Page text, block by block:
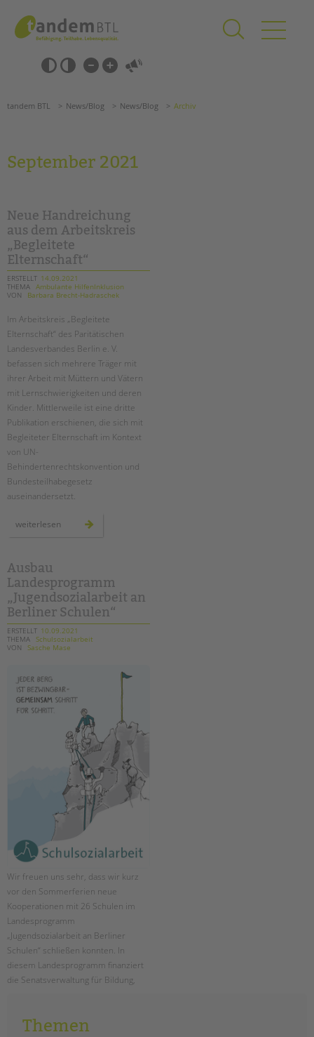
springen
Barrierefrei-
Einstellungen
überspringen
überspringen
Grundschulen
Förderzentren
Kollegs
EFöB
Schulbezogene Sozialarbeit
Tagesgruppen
EINGLIEDERUNGSHILFE
BETREUTES WOHNEN
TANDEM BTL AKADEMIE
Zertfikatskurse
Seminarkalender
Seminarräume
STADTTEILARBEIT
PROFIL | LEITBILD
Kinder- und Jugendschutz
Unsere Videos
Gesellschafter VdK
schoolcoach BTL
tandem international
Stellenangebote
tandem als Arbeitgeberin
NEWS/BLOG
Briefe an Kai
KONTAKT
Datenschutz
Hinweisgebersystem
Intranet
Suchen
tandem BTL News/Blog News/Blog Archiv
September 2021
Neue Handreichung
aus dem Arbeitskreis
„Begleitete
Elternschaft“
ERSTELLT 14.09.2021
THEMA Ambulante HilfenInklusion
VON
Barbara Brecht-Hadraschek
Im Arbeitskreis „Begleitete
Elternschaft“ des Paritätischen
Landesverbandes Berlin e. V.
befassen sich mehrere Träger mit
ihrer Arbeit mit Müttern und Vätern
mit Lernschwierigkeiten und deren
Kinder. Mittlerweile ist eine dritte
Publikation erschienen, die sich mit
Begleiteter Elternschaft im Kontext
von UN-
Behindertenrechtskonvention und
Bundesteilhabegesetz
auseinandersetzt.
weiterlesen
handreichung
Ausbau
Landesprogramm
„Jugendsozialarbeit an
Berliner Schulen“
ERSTELLT 10.09.2021
THEMA Schulsozialarbeit
VON
Sasche Mase
Wir freuen uns sehr, dass wir kurz
vor den Sommerferien neue
Kooperationen mit 26 Schulen im
Landesprogramm
„Jugendsozialarbeit an Berliner
Schulen“ schließen konnten. In
diesem Landesprogramm finanziert
die Senatsverwaltung für Bildung,
Themen